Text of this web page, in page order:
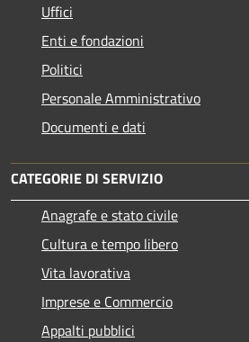
Uffici
Enti e fondazioni
Politici
Personale Amministrativo
Documenti e dati
CATEGORIE DI SERVIZIO
Anagrafe e stato civile
Cultura e tempo libero
Vita lavorativa
Imprese e Commercio
Appalti pubblici